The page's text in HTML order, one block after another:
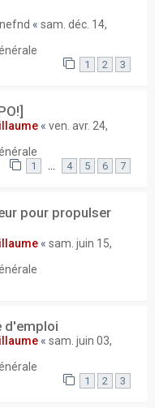
« sam. déc. 14,
1 2 3
« ven. avr. 24,
1 … 4 5 6 7
pour propulser
« sam. juin 15,
d'emploi
« sam. juin 03,
1 2 3